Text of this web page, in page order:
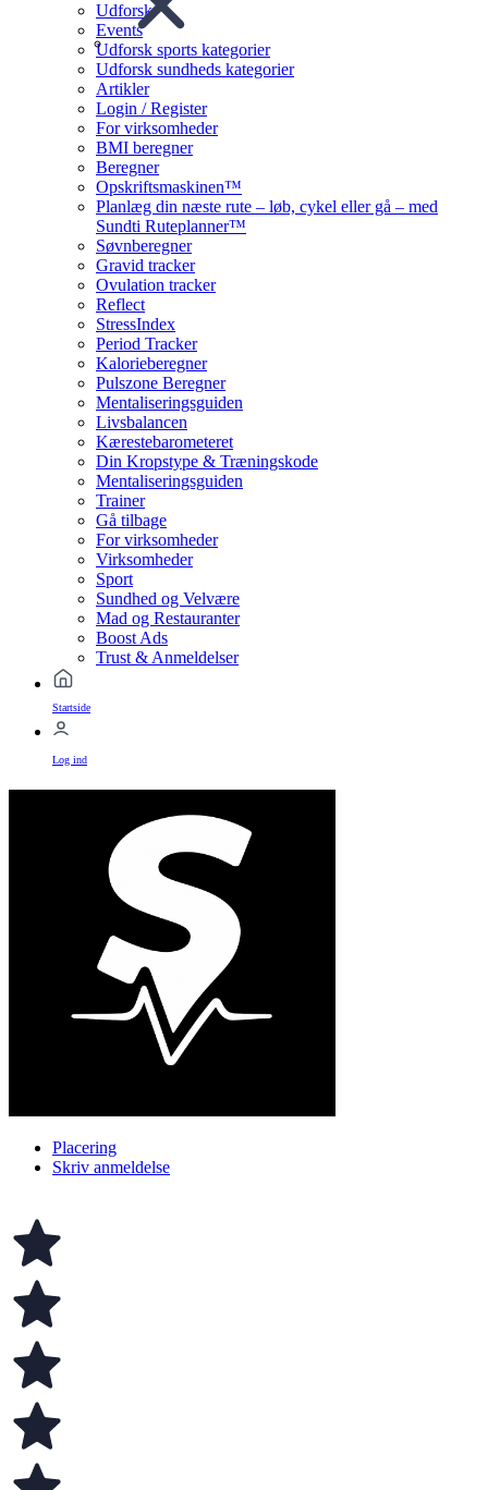
Udforsk
Events
Udforsk sports kategorier
Udforsk sundheds kategorier
Artikler
Login / Register
For virksomheder
BMI beregner
Beregner
Opskriftsmaskinen™
Planlæg din næste rute – løb, cykel eller gå – med
Sundti Ruteplanner™
Søvnberegner
Gravid tracker
Ovulation tracker
Reflect
StressIndex
Period Tracker
Kalorieberegner
Pulszone Beregner
Mentaliseringsguiden
Livsbalancen
Kærestebarometeret
Din Kropstype & Træningskode
Mentaliseringsguiden
Trainer
Gå tilbage
For virksomheder
Virksomheder
Sport
Sundhed og Velvære
Mad og Restauranter
Boost Ads
Trust & Anmeldelser
Startside
Log ind
Placering
Skriv anmeldelse